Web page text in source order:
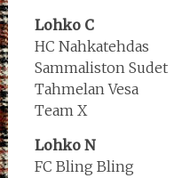
Lohko C
HC Nahkatehdas
Sammaliston Sudet
Tahmelan Vesa
Team X
Lohko N
FC Bling Bling